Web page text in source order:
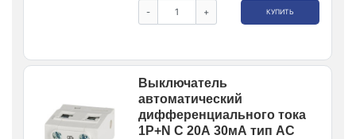
- + КУПИТЬ
Выключатель
автоматический
дифференциального тока
1P+N C 20А 30мА тип АС